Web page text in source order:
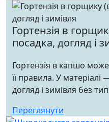
Гортензія в
посадка, догляд і
Гортензія в капшо
її правила. У матеріалі
догляд і зимівля без
Переглянути